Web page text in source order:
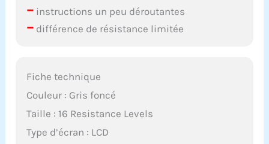
– instructions un peu déroutantes
– différence de résistance limitée
Fiche technique
Couleur : Gris foncé
Taille : 16 Resistance Levels
Type d’écran : LCD